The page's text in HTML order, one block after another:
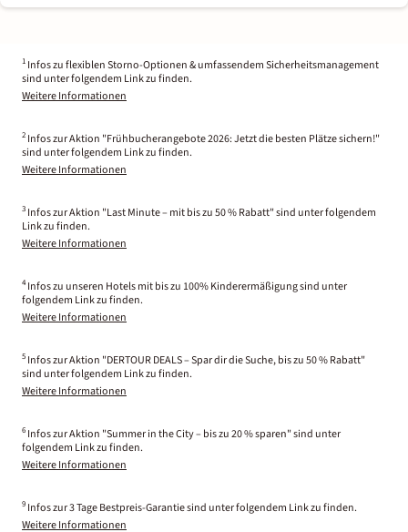
1 Infos zu flexiblen Storno-Optionen & umfassendem Sicherheitsmanagement
sind unter folgendem Link zu finden.
Weitere Informationen
2 Infos zur Aktion "Frühbucherangebote 2026: Jetzt die besten Plätze sichern!"
sind unter folgendem Link zu finden.
Weitere Informationen
3 Infos zur Aktion "Last Minute – mit bis zu 50 % Rabatt" sind unter folgendem
Link zu finden.
Weitere Informationen
4 Infos zu unseren Hotels mit bis zu 100% Kinderermäßigung sind unter
folgendem Link zu finden.
Weitere Informationen
5 Infos zur Aktion "DERTOUR DEALS – Spar dir die Suche, bis zu 50 % Rabatt"
sind unter folgendem Link zu finden.
Weitere Informationen
6 Infos zur Aktion "Summer in the City – bis zu 20 % sparen" sind unter
folgendem Link zu finden.
Weitere Informationen
9 Infos zur 3 Tage Bestpreis-Garantie sind unter folgendem Link zu finden.
Weitere Informationen